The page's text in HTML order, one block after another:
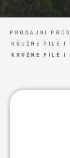
PRODAJNI
KRUŽNE PILE I
KRUŽNE PILE I